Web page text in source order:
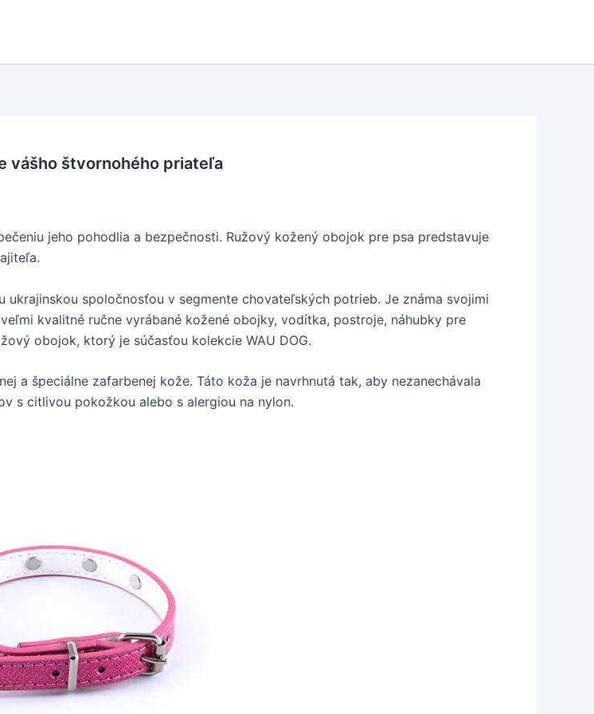
vášho štvornohého priateľa
jeho pohodlia a bezpečnosti. Ružový kožený obojok pre psa predstavuje
ukrajinskou spoločnosťou v segmente chovateľských potrieb. Je známa svojimi
kvalitné ručne vyrábané kožené obojky, vodítka, postroje, náhubky pre
obojok, ktorý je súčasťou kolekcie WAU DOG.
a špeciálne zafarbenej kože. Táto koža je navrhnutá tak, aby nezanechávala
s citlivou pokožkou alebo s alergiou na nylon.